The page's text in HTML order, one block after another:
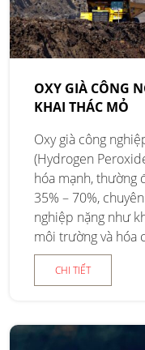
OXY GIÀ CÔNG
KHAI THÁC MỎ
Oxy già công
(Hydrogen
hóa mạnh, thường
35% – 70%,
nghiệp nặng như
môi trường và hóa
CHI TIẾT